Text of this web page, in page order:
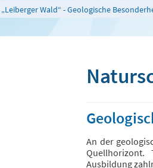
Wald“ - Geologische
An der
Ausbildung